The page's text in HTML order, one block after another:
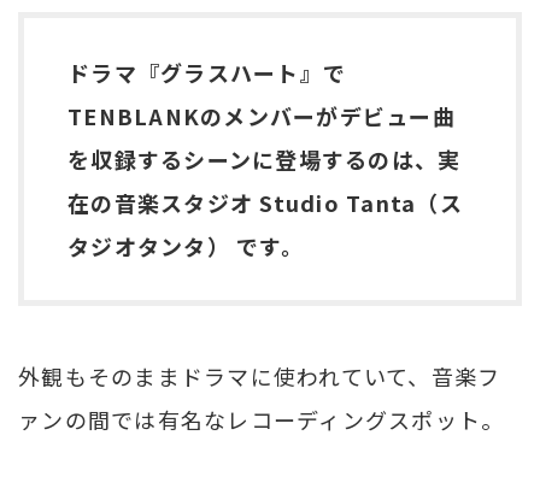
ドラマ『グラスハート』で
TENBLANKのメンバーがデビュー曲
を収録するシーンに登場するのは、実
在の音楽スタジオ Studio Tanta（ス
タジオタンタ） です。
外観もそのままドラマに使われていて、音楽フ
ァンの間では有名なレコーディングスポット。